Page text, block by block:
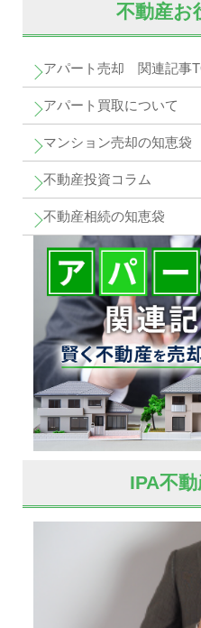
不動産お
アパート売却 関連記事
アパート買取について
マンション売却の知恵袋
不動産投資コラム
不動産相続の知恵袋
IPA不